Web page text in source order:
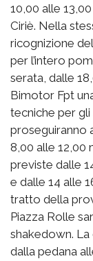
10,00 alle
Ciriè. Nella
ricognizione
per l’intero
serata, dalle
Bimotor Fpt
tecniche per
proseguiranno
8,00 alle 12,00
previste dalle
e dalle 14 alle
tratto della
Piazza Rolle
shakedown. La
dalla pedana